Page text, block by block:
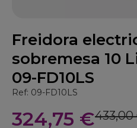
Freidora
sobremesa 10
09-FD10LS
Ref: 09-FD10LS
324,75 €